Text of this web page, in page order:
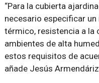
“Para la cubierta
necesario especificar
térmico, resistencia a la
ambientes de alta
estos requisitos de
añade Jesús